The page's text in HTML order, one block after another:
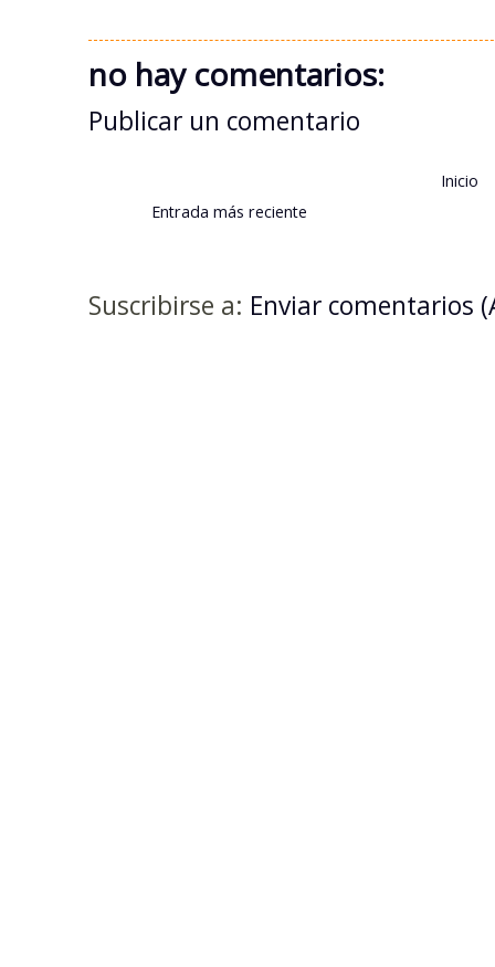
no hay comentarios:
Publicar un comentario
Entrada más reciente
Inicio
Suscribirse a: Enviar comentarios